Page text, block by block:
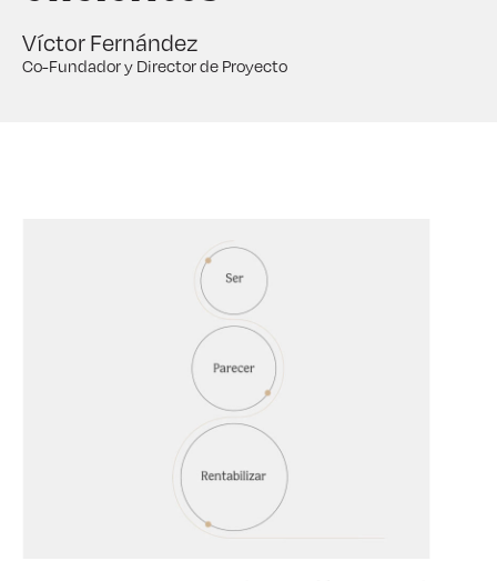
Víctor Fernández
Co-Fundador y Director de Proyecto